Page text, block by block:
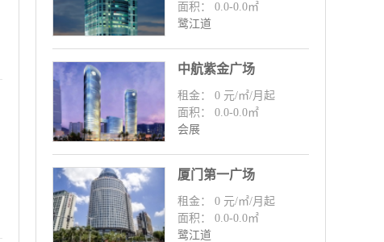
面积： 0.0-0.0㎡
鹭江道
中航紫金广场
租金： 0 元/㎡/月起
面积： 0.0-0.0㎡
会展
厦门第一广场
租金： 0 元/㎡/月起
面积： 0.0-0.0㎡
鹭江道